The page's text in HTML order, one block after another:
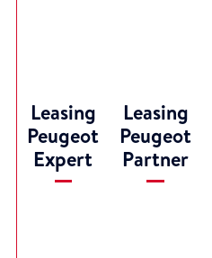
Leasing
Peugeot
Expert
Leasing
Peugeot
Partner